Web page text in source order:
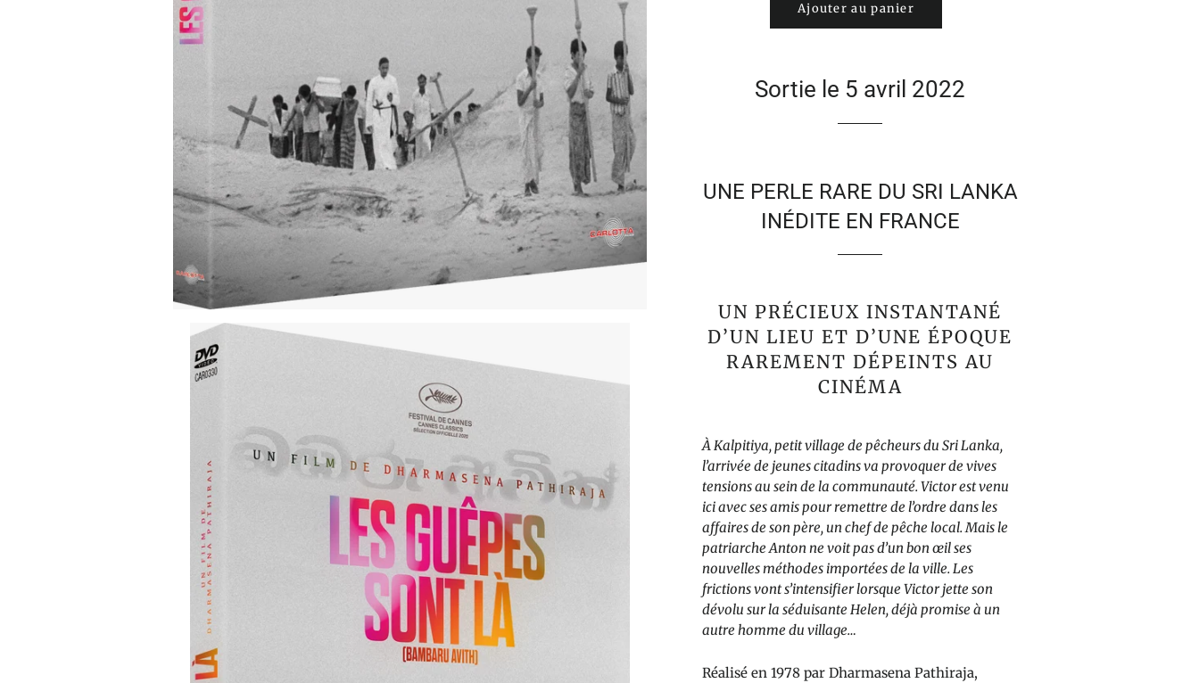
Ajouter au panier
Sortie le 5 avril 2022
UNE PERLE RARE DU SRI LANKA
INÉDITE EN FRANCE
UN PRÉCIEUX INSTANTANÉ
D’UN LIEU ET D’UNE ÉPOQUE
RAREMENT DÉPEINTS AU
CINÉMA
ÀKalpitiya, petit village de pêcheurs du Sri Lanka,
l’arrivée de jeunes citadins va provoquer de vives
tensions au sein de la communauté. Victor est venu
ici avec ses amis pour remettre de l’ordre dans les
affaires de son père, un chef de pêche local. Mais le
patriarche Anton ne voit pas d’un bon œil ses
nouvelles méthodes importées de la ville. Les
frictions vont s’intensifier lorsque Victor jette son
dévolu sur la séduisante Helen, déjà promise à un
autre homme du village…
Réalisé en 1978 par Dharmasena Pathiraja,